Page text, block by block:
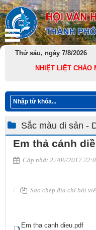
Thứ sáu, ngày 7/8/2026
NHIỆT LIỆT CHÀO
Sắc màu di sản -
Em thả cánh
Cập nhật 22/06/2017
Sao chép địa chỉ bài
Em tha canh dieu.pdf